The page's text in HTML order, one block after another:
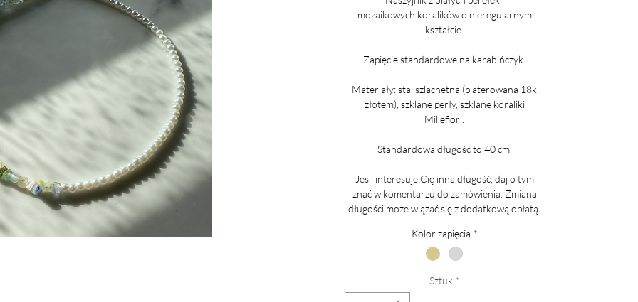
mozaikowych koralików o nieregularnym
kształcie.
Zapięcie standardowe na karabińczyk.
Materiały: stal szlachetna (platerowana 18k
złotem), szklane perły, szklane koraliki
Millefiori.
Standardowa długość to 40 cm.
Jeśli interesuje Cię inna długość, daj o tym
znać w komentarzu do zamówienia. Zmiana
długości może wiązać się z dodatkową opłatą.
Kolor zapięcia *
Sztuk *